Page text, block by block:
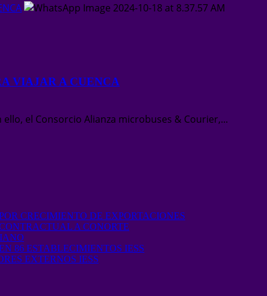
VIAJAR A CUENCA
el Consorcio Alianza microbuses & Courier,...
CRECIMIENTO DE EXPORTACIONES
A CONORTE
86 ESTABLECIMIENTOS IESS
EXTERNOS IESS